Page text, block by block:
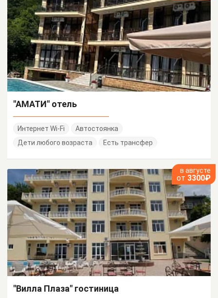
"АМАТИ" отель
Интернет Wi-Fi
Автостоянка
Дети любого возраста
Есть трансфер
в августе
от 3300₽
"Вилла Плаза" гостиница